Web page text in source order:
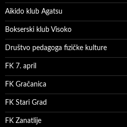
Aikido klub Agatsu
Bokserski klub Visoko
Društvo pedagoga fizičke kulture
FK 7. april
FK Gračanica
FK Stari Grad
FK Zanatlije